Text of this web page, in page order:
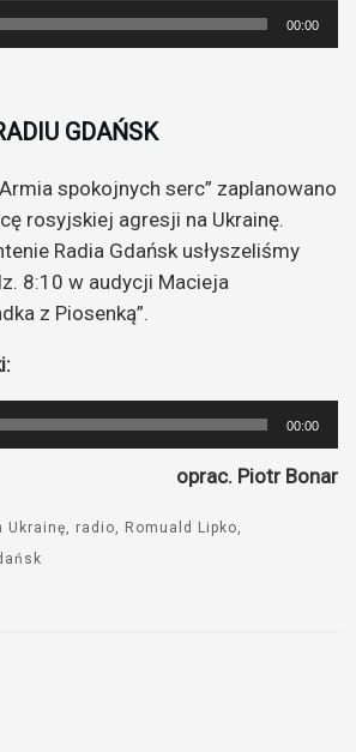
00:00
GDAŃSK
spokojnych serc” zaplanowano
rosyjskiej agresji na Ukrainę.
Radia Gdańsk usłyszeliśmy
8:10 w audycji Macieja
z Piosenką”.
00:00
oprac. Piotr Bonar
Ukrainę radio
Romuald Lipko